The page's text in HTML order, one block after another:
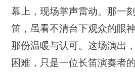
幕上，现场掌声雷动。那一
笛，虽看不清台下观众的眼
那份温暖与认可。这场演出
困难，只是一位长笛演奏者